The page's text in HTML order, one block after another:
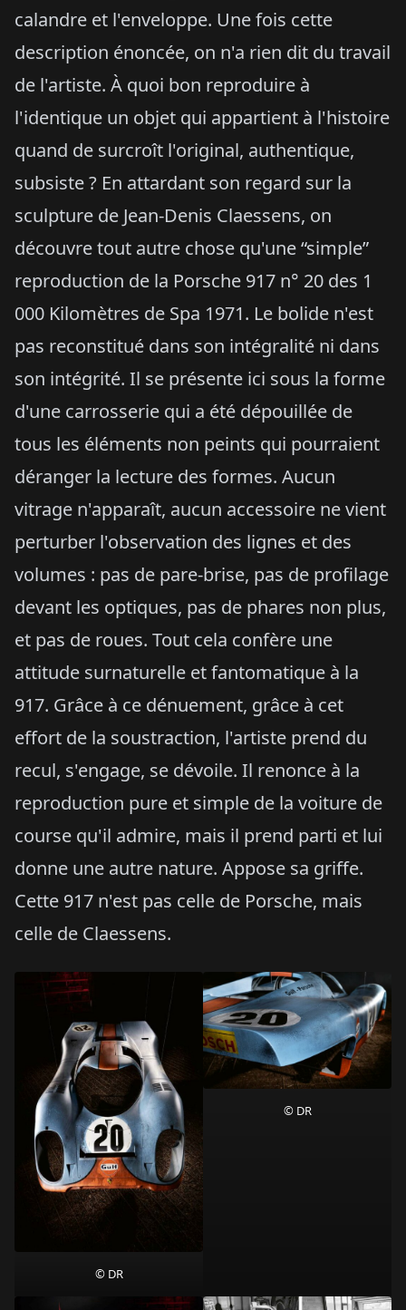
calandre et l'enveloppe. Une fois cette
description énoncée, on n'a rien dit du travail
de l'artiste. À quoi bon reproduire à
l'identique un objet qui appartient à l'histoire
quand de surcroît l'original, authentique,
subsiste ? En attardant son regard sur la
sculpture de Jean-Denis Claessens, on
découvre tout autre chose qu'une “simple”
reproduction de la Porsche 917 n° 20 des 1
000 Kilomètres de Spa 1971. Le bolide n'est
pas reconstitué dans son intégralité ni dans
son intégrité. Il se présente ici sous la forme
d'une carrosserie qui a été dépouillée de
tous les éléments non peints qui pourraient
déranger la lecture des formes. Aucun
vitrage n'apparaît, aucun accessoire ne vient
perturber l'observation des lignes et des
volumes : pas de pare-brise, pas de profilage
devant les optiques, pas de phares non plus,
et pas de roues. Tout cela confère une
attitude surnaturelle et fantomatique à la
917. Grâce à ce dénuement, grâce à cet
effort de la soustraction, l'artiste prend du
recul, s'engage, se dévoile. Il renonce à la
reproduction pure et simple de la voiture de
course qu'il admire, mais il prend parti et lui
donne une autre nature. Appose sa griffe.
Cette 917 n'est pas celle de Porsche, mais
celle de Claessens.
© DR
© DR